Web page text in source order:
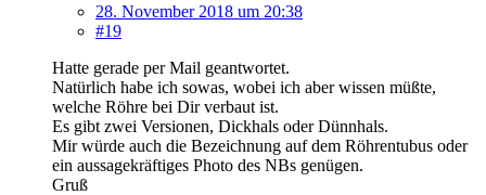
28. November 2018 um 20:38
#19
Hatte gerade per Mail geantwortet.
Natürlich habe ich sowas, wobei ich aber wissen müßte,
welche Röhre bei Dir verbaut ist.
Es gibt zwei Versionen, Dickhals oder Dünnhals.
Mir würde auch die Bezeichnung auf dem Röhrentubus oder
ein aussagekräftiges Photo des NBs genügen.
Gruß